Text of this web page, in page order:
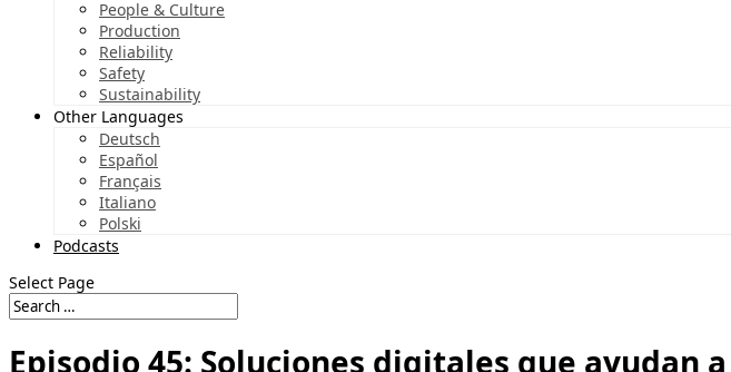
People & Culture
Production
Reliability
Safety
Sustainability
Other Languages
Deutsch
Español
Français
Italiano
Polski
Podcasts
Select Page
Episodio 45: Soluciones digitales que ayudan